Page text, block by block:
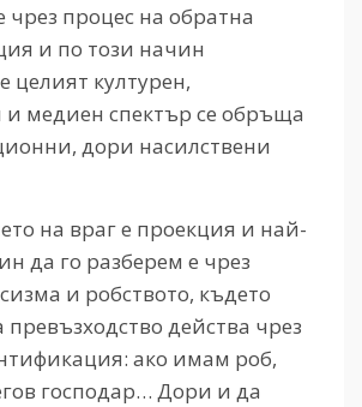
процес на обратна
и по този начин
целият културен,
и медиен спектър се обръща
дори насилствени
на враг е проекция и най-
да го разберем е чрез
и робството, където
действа чрез
ако имам роб,
господар… Дори и да